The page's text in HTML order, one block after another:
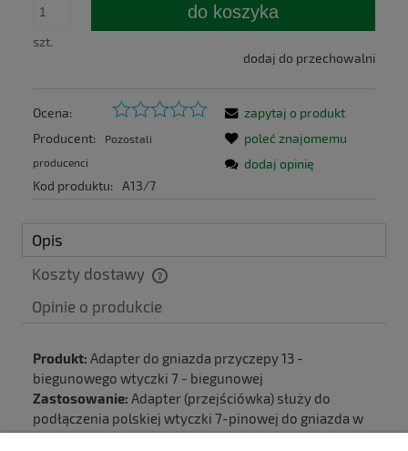
szt.
do koszyka
dodaj do przechowalni
Ocena:
Producent:
Pozostali
producenci
Kod produktu: A13/7
zapytaj o produkt
poleć znajomemu
dodaj opinię
Opis
Koszty dostawy
Cena nie zawiera ewentualnych kosztów płatności
Produkt: Adapter do gniazda przyczepy 13 -
biegunowego wtyczki 7 - biegunowej
Zastosowanie: Adapter (przejściówka) służy do
podłączenia polskiej wtyczki 7-pinowej do gniazda w
samochodzie 13-pinowego.